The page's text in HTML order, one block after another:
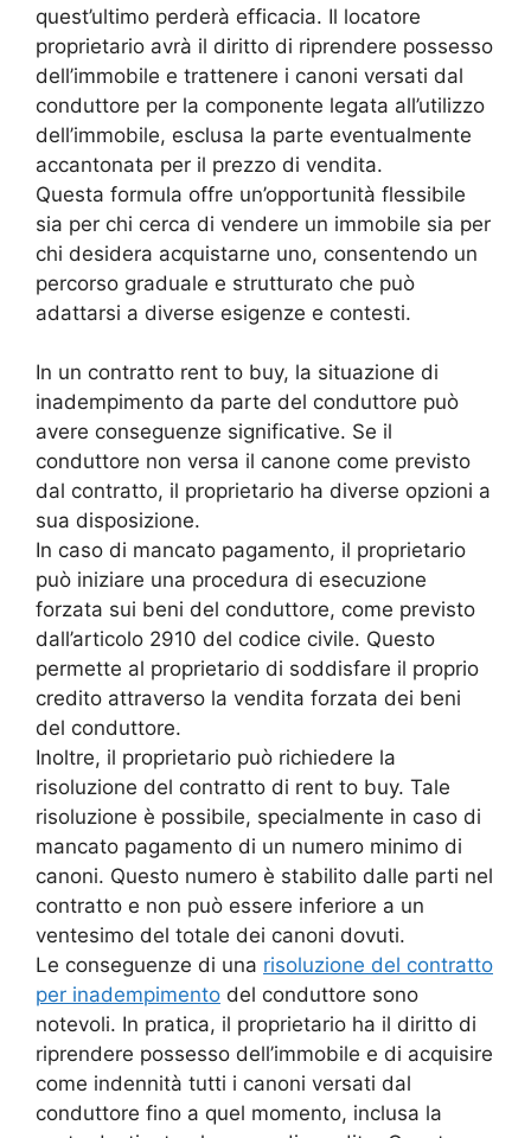
quest’ultimo perderà efficacia. Il locatore
proprietario avrà il diritto di riprendere possesso
dell’immobile e trattenere i canoni versati dal
conduttore per la componente legata all’utilizzo
dell’immobile, esclusa la parte eventualmente
accantonata per il prezzo di vendita.
Questa formula offre un’opportunità flessibile
sia per chi cerca di vendere un immobile sia per
chi desidera acquistarne uno, consentendo un
percorso graduale e strutturato che può
adattarsi a diverse esigenze e contesti.
In un contratto rent to buy, la situazione di
inadempimento da parte del conduttore può
avere conseguenze significative. Se il
conduttore non versa il canone come previsto
dal contratto, il proprietario ha diverse opzioni a
sua disposizione.
In caso di mancato pagamento, il proprietario
può iniziare una procedura di esecuzione
forzata sui beni del conduttore, come previsto
dall’articolo 2910 del codice civile. Questo
permette al proprietario di soddisfare il proprio
credito attraverso la vendita forzata dei beni
del conduttore.
Inoltre, il proprietario può richiedere la
risoluzione del contratto di rent to buy. Tale
risoluzione è possibile, specialmente in caso di
mancato pagamento di un numero minimo di
canoni. Questo numero è stabilito dalle parti nel
contratto e non può essere inferiore a un
ventesimo del totale dei canoni dovuti.
Le conseguenze di una risoluzione del contratto
per inadempimento del conduttore sono
notevoli. In pratica, il proprietario ha il diritto di
riprendere possesso dell’immobile e di acquisire
come indennità tutti i canoni versati dal
conduttore fino a quel momento, inclusa la